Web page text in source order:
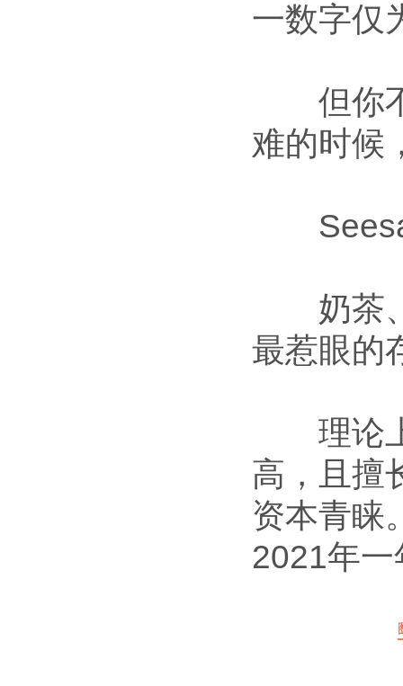
一数字仅
但你不
难的时候
奶茶、
最惹眼的
理论上
高，且擅
资本青睐
2021年